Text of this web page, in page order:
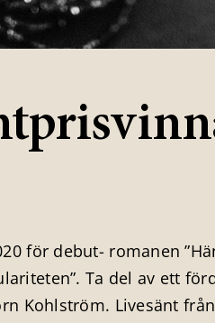
för debut- romanen
Ta del av ett
Kohlström. Livesänt